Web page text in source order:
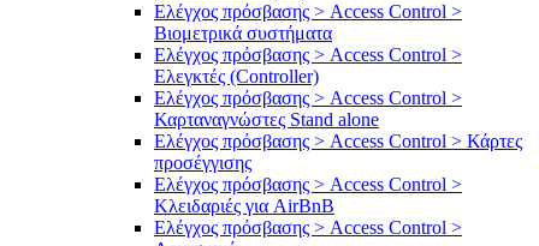
Ελέγχος πρόσβασης > Access Control >
Βιομετρικά συστήματα
Ελέγχος πρόσβασης > Access Control >
Ελεγκτές (Controller)
Ελέγχος πρόσβασης > Access Control >
Καρταναγνώστες Stand alone
Ελέγχος πρόσβασης > Access Control > Κάρτες
προσέγγισης
Ελέγχος πρόσβασης > Access Control >
Κλειδαριές για AirBnB
Ελέγχος πρόσβασης > Access Control >